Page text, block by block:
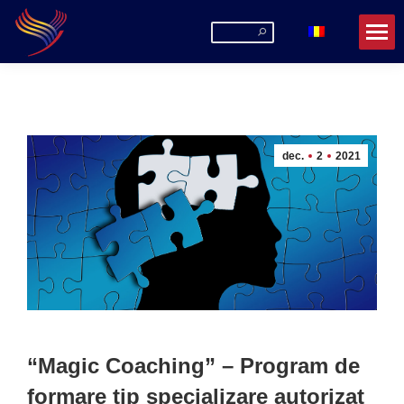
Search:
dec. 2 2021
“Magic Coaching” – Program de
formare tip specializare autorizat